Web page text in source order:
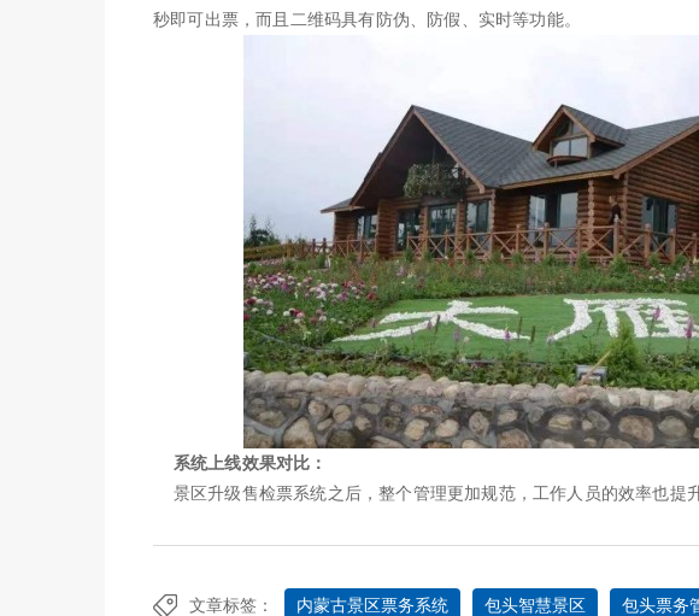
秒即可出票，而且二维码具有防伪、防假、实时等功能。
系统上线效果对比：
景区升级售检票系统之后，整个管理更加规范，工作人员的效率也提
文章标签： 内蒙古景区票务系统 包头智慧景区 包头票务